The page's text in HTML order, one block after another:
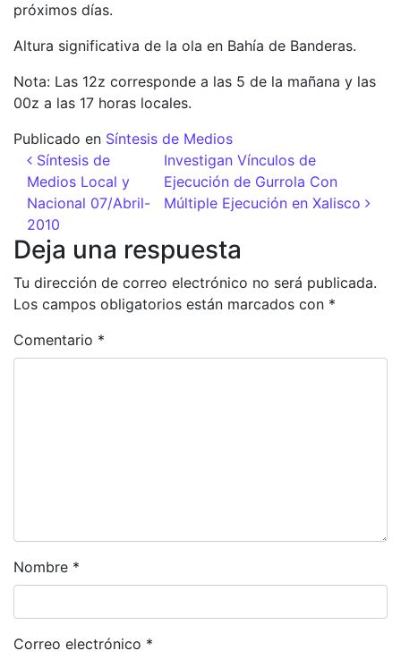
próximos días.
Altura significativa de la ola en Bahía de Banderas.
Nota: Las 12z corresponde a las 5 de la mañana y las
00z a las 17 horas locales.
Publicado en Síntesis de Medios
Navegación de entradas
Síntesis de
Medios Local y
Nacional 07/Abril-
2010
Investigan Vínculos de
Ejecución de Gurrola Con
Múltiple Ejecución en Xalisco
Deja una respuesta
Tu dirección de correo electrónico no será publicada.
Los campos obligatorios están marcados con *
Comentario *
Nombre *
Correo electrónico *